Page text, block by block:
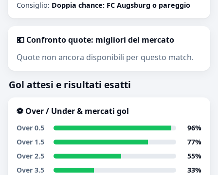
Consiglio: Doppia chance: FC Augsburg o pareggio
💶 Confronto quote: migliori del mercato
Quote non ancora disponibili per questo match.
Gol attesi e risultati esatti
⚽ Over / Under & mercati gol
Over 0.5
96%
Over 1.5
77%
Over 2.5
55%
Over 3.5
33%